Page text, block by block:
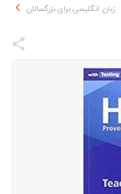
زبان انگلیسی برای بزرگسالان